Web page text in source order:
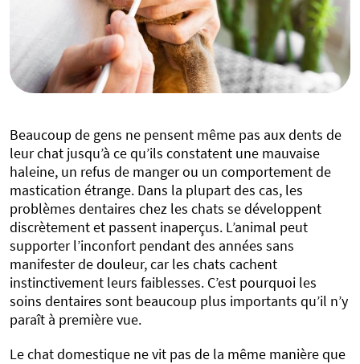
Beaucoup de gens ne pensent même pas aux dents de
leur chat jusqu’à ce qu’ils constatent une mauvaise
haleine, un refus de manger ou un comportement de
mastication étrange. Dans la plupart des cas, les
problèmes dentaires chez les chats se développent
discrètement et passent inaperçus. L’animal peut
supporter l’inconfort pendant des années sans
manifester de douleur, car les chats cachent
instinctivement leurs faiblesses. C’est pourquoi les
soins dentaires sont beaucoup plus importants qu’il n’y
paraît à première vue.
Le chat domestique ne vit pas de la même manière que